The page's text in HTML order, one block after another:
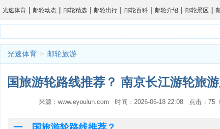
光速体育 | 邮轮动态 | 邮轮精选 | 邮轮出行 | 邮轮百科 | 邮轮介绍 | 邮轮景区 |
光速体育 > 邮轮旅游
国旅游轮路线推荐？ 南京长江游轮旅
来源：www.eyoulun.com 时间：2026-06-18 22:08 点击：